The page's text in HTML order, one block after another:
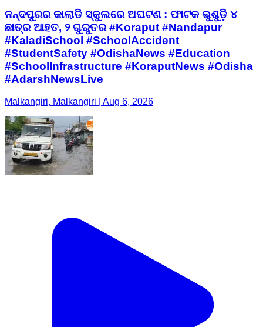
ନନ୍ଦପୁରର କାଲାଡି ସ୍କୁଲରେ ଅଘଟଣ : ଫାଟକ ଭୁଶୁଡ଼ି ୪
ଛାତ୍ର ଆହତ, ୨ ଗୁରୁତର #Koraput #Nandapur
#KaladiSchool #SchoolAccident
#StudentSafety #OdishaNews #Education
#SchoolInfrastructure #KoraputNews #Odisha
#AdarshNewsLive
Malkangiri, Malkangiri | Aug 6, 2026